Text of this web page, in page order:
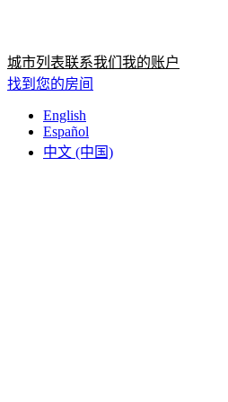
城市列表联系我们 我的账户
找到您的房间
English
Español
中文 (中国)